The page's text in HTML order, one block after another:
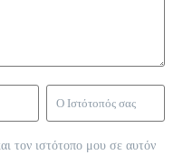
τον ιστότοπο μου σε αυτόν